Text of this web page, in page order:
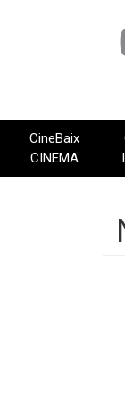
CineBaix
CINEMA